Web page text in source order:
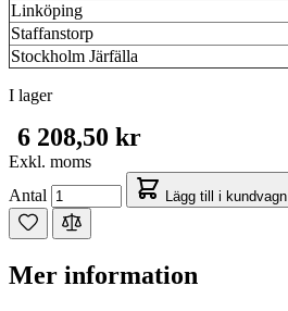
Linköping
Staffanstorp
Stockholm Järfälla
I lager
6 208,50 kr
Exkl. moms
Antal
Lägg till i kundvagn
Mer information